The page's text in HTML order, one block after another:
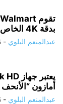
بدقة 4K الخاص بها بدعم Gemini...
عبدالمنعم البلوي -
أمازون
عبدالمنعم البلوي -